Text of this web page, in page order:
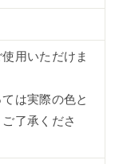
用いただけま
は実際の色と
了承くださ